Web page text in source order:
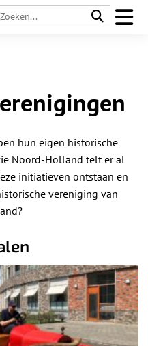
hun eigen historische
Noord-Holland telt er al
initiatieven ontstaan en
vereniging van